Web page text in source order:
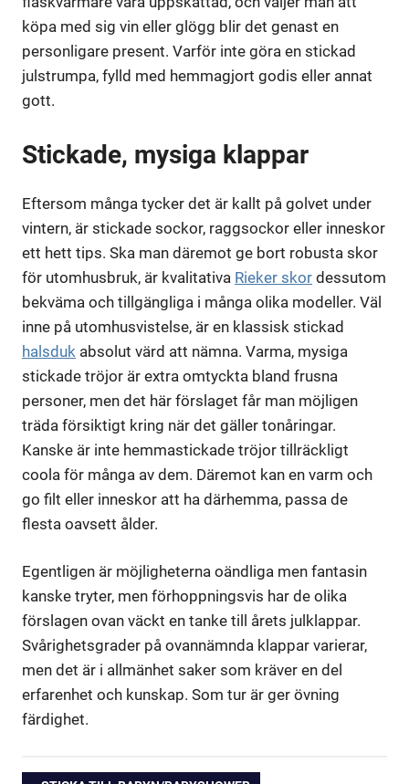
köpa med sig vin eller glögg blir det genast en
personligare present. Varför inte göra en stickad
julstrumpa, fylld med hemmagjort godis eller annat
gott.
Stickade, mysiga klappar
Eftersom många tycker det är kallt på golvet under
vintern, är stickade sockor, raggsockor eller inneskor
ett hett tips. Ska man däremot ge bort robusta skor
för utomhusbruk, är kvalitativa Rieker skor dessutom
bekväma och tillgängliga i många olika modeller. Väl
inne på utomhusvistelse, är en klassisk stickad
halsduk absolut värd att nämna. Varma, mysiga
stickade tröjor är extra omtyckta bland frusna
personer, men det här förslaget får man möjligen
träda försiktigt kring när det gäller tonåringar.
Kanske är inte hemmastickade tröjor tillräckligt
coola för många av dem. Däremot kan en varm och
go filt eller inneskor att ha därhemma, passa de
flesta oavsett ålder.
Egentligen är möjligheterna oändliga men fantasin
kanske tryter, men förhoppningsvis har de olika
förslagen ovan väckt en tanke till årets julklappar.
Svårighetsgrader på ovannämnda klappar varierar,
men det är i allmänhet saker som kräver en del
erfarenhet och kunskap. Som tur är ger övning
färdighet.